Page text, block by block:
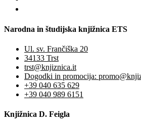
Narodna in študijska knjižnica ETS
Ul. sv. Frančiška 20
34133 Trst
trst@knjiznica.it
Dogodki in promocija:
+39 040 635 629
+39 040 989 6151
Knjižnica D. Feigla